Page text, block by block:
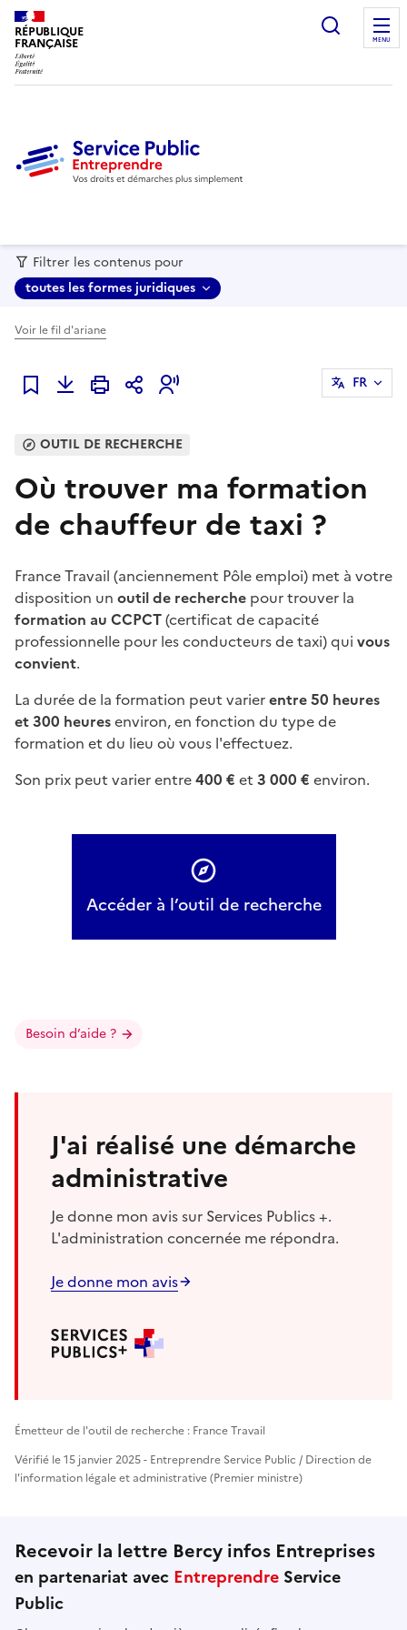
RÉPUBLIQUE
FRANÇAISE MENU
Filtrer les contenus pour
toutes les formes juridiques
Voir le fil d'ariane
Ajouter à mes favoris
FR
OUTIL DE RECHERCHE
Où trouver ma formation
de chauffeur de taxi ?
France Travail (anciennement Pôle emploi) met à votre
disposition un outil de recherche pour trouver la
formation au CCPCT(certificat de capacité
professionnelle pour les conducteurs de taxi) qui vous
convient.
La durée de la formation peut varierentre 50 heures
et 300 heuresenviron, en fonction du type de
formation et du lieu où vous l'effectuez.
Son prix peut varier entre400 € et 3 000 € environ.
Accéder à l’outil de recherche
Besoin d’aide ?
J'ai réalisé une démarche
administrative
Je donne mon avis sur Services Publics +.
L'administration concernée me répondra.
Je donne mon avis
Émetteur de l'outil de recherche : France Travail
Vérifié le 15 janvier 2025 - Entreprendre Service Public / Direction de
l'information légale et administrative (Premier ministre)
Recevoir la lettre Bercy infos Entreprises
en partenariat avec Entreprendre Service
Public